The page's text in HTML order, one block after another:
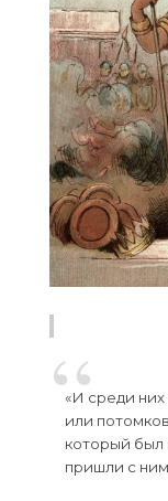
«И среди
или
который был
пришли с